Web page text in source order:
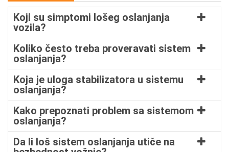
Koji su simptomi lošeg oslanjanja
vozila?
Koliko često treba proveravati sistem
oslanjanja?
Koja je uloga stabilizatora u sistemu
oslanjanja?
Kako prepoznati problem sa sistemom
oslanjanja?
Da li loš sistem oslanjanja utiče na